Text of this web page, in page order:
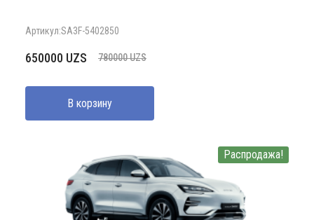
Артикул:SA3F-5402850
780000UZS
Первоначальная
составляла
780000 UZS.
650000 UZS
Текущая
650000 UZS.
В корзину
Распродажа!